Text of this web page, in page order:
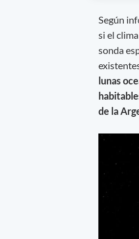
Según
si el
sonda
lunas
de la